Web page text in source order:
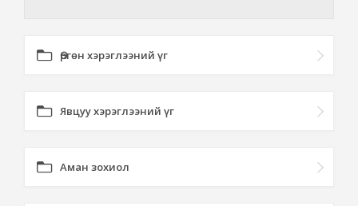
Өргөн хэрэглээний үг
Явцуу хэрэглээний үг
Аман зохиол